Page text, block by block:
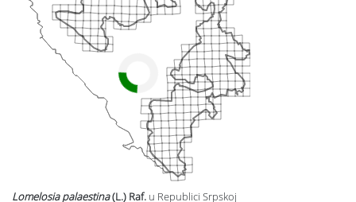
Lomelosia palaestina(L.) Raf. u Republici Srpskoj